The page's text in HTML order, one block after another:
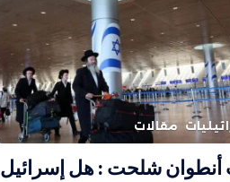
مقالات
أنطوان شلحت : هل إسرائيل